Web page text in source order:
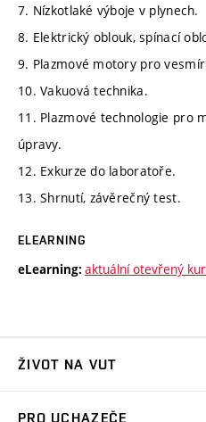
7. Nízkotlaké výboje v plynech.
8. Elektrický oblouk, spínací
9. Plazmové motory pro
10. Vakuová technika.
11. Plazmové technologie pro
úpravy.
12. Exkurze do laboratoře.
13. Shrnutí, závěrečný test.
ELEARNING
eLearning: aktuální otevřený
ŽIVOT NA VUT
PRO UCHAZEČE